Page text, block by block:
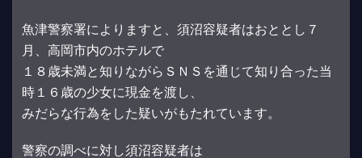
魚津警察署によりますと、須沼容疑者はおととし７
月、高岡市内のホテルで
１８歳未満と知りながらＳＮＳを通じて知り合った当
時１６歳の少女に現金を渡し、
みだらな行為をした疑いがもたれています。
警察の調べに対し須沼容疑者は